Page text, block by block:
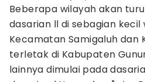
Beberapa wilayah akan
dasarian ll di sebagian kecil
Kecamatan Samigaluh dan
terletak di Kabupaten
lainnya dimulai pada